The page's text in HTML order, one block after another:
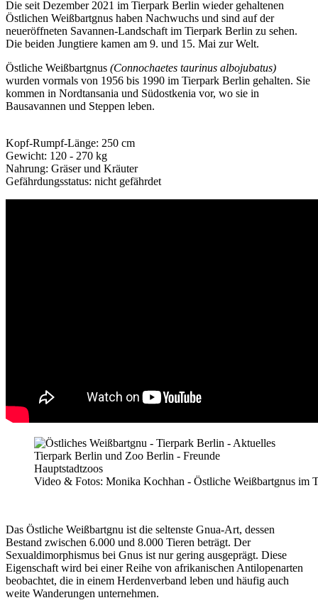
Die seit Dezember 2021 im Tierpark Berlin wieder gehaltenen
Östlichen Weißbartgnus haben Nachwuchs und sind auf der
neueröffneten Savannen-Landschaft im Tierpark Berlin zu sehen.
Die beiden Jungtiere kamen am 9. und 15. Mai zur Welt.
Östliche Weißbartgnus (Connochaetes taurinus albojubatus)
wurden vormals von 1956 bis 1990 im Tierpark Berlin gehalten. Sie
kommen in Nordtansania und Südostkenia vor, wo sie in
Bausavannen und Steppen leben.
Kopf-Rumpf-Länge: 250 cm
Gewicht: 120 - 270 kg
Nahrung: Gräser und Kräuter
Gefährdungsstatus: nicht gefährdet
Video & Fotos: Monika Kochhan - Östliche Weißbartgnus im
Das Östliche Weißbartgnu ist die seltenste Gnua-Art, dessen
Bestand zwischen 6.000 und 8.000 Tieren beträgt. Der
Sexualdimorphismus bei Gnus ist nur gering ausgeprägt. Diese
Eigenschaft wird bei einer Reihe von afrikanischen Antilopenarten
beobachtet, die in einem Herdenverband leben und häufig auch
weite Wanderungen unternehmen.